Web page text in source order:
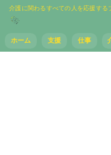
介護に関わるすべての人を応援する
ホーム 支援 仕事